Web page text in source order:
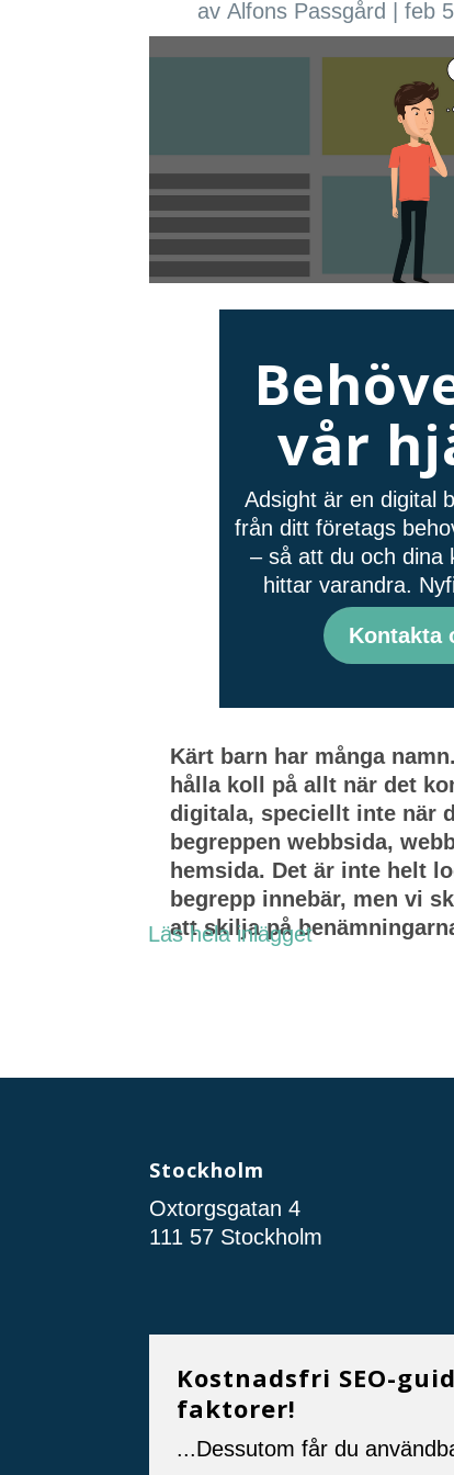
avAlfons Passgård |feb
vår
Adsight är en digital
från ditt företags
– så att du och dina
hittar varandra.
Kontakta
Kärt barn har många
hålla koll på allt när det
digitala, speciellt inte när
begreppen webbsida,
hemsida. Det är inte helt
begrepp innebär, men vi
att skilja på
Läs hela inlägget
Stockholm
Oxtorgsgatan 4
111 57 Stockholm
Kostnadsfri SEO-
faktorer!
...Dessutom får du